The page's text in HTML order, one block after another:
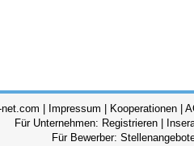
| Impressum Kooperationen
Für Unternehmen: Registrieren|
Für Bewerber: